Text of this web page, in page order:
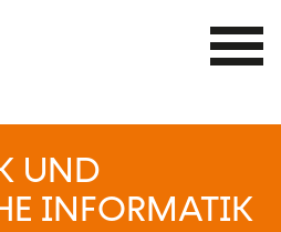
UND
INFORMATIK